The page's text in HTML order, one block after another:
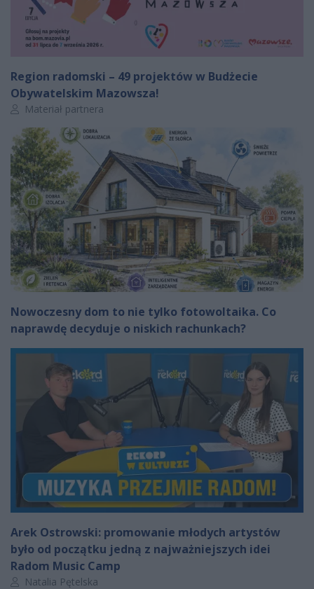
Region radomski – 49 projektów w Budżecie
Obywatelskim Mazowsza!
Autor artykułu:
Materiał partnera
Nowoczesny dom to nie tylko fotowoltaika. Co
naprawdę decyduje o niskich rachunkach?
Arek Ostrowski: promowanie młodych artystów
było od początku jedną z najważniejszych idei
Radom Music Camp
Autor artykułu:
Natalia Pętelska